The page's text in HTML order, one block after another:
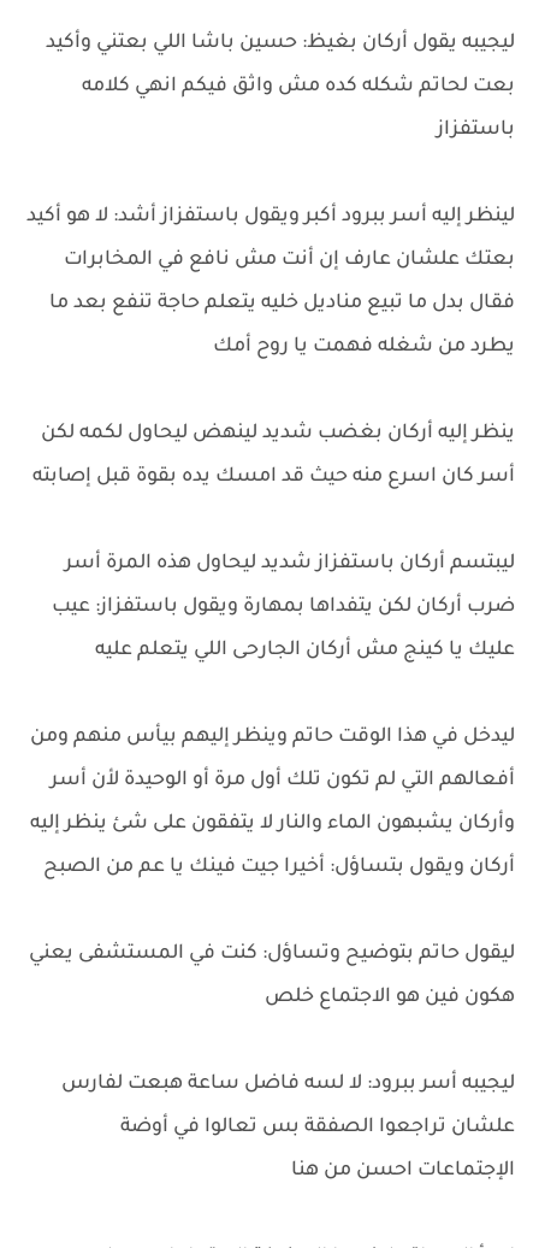
ليجيبه يقول أركان بغيظ: حسين باشا اللي بعتني وأكيد
بعت لحاتم شكله كده مش واثق فيكم انهي كلامه
باستفزاز
لينظر إليه أسر ببرود أكبر ويقول باستفزاز أشد: لا هو أكيد
بعتك علشان عارف إن أنت مش نافع في المخابرات
فقال بدل ما تبيع مناديل خليه يتعلم حاجة تنفع بعد ما
يطرد من شغله فهمت يا روح أمك
ينظر إليه أركان بغضب شديد لينهض ليحاول لكمه لكن
أسر كان اسرع منه حيث قد امسك يده بقوة قبل إصابته
ليبتسم أركان باستفزاز شديد ليحاول هذه المرة أسر
ضرب أركان لكن يتفداها بمهارة ويقول باستفزاز: عيب
عليك يا كينج مش أركان الجارحى اللي يتعلم عليه
ليدخل في هذا الوقت حاتم وينظر إليهم بيأس منهم ومن
أفعالهم التي لم تكون تلك أول مرة أو الوحيدة لأن أسر
وأركان يشبهون الماء والنار لا يتفقون على شئ ينظر إليه
أركان ويقول بتساؤل: أخيرا جيت فينك يا عم من الصبح
ليقول حاتم بتوضيح وتساؤل: كنت في المستشفى يعني
هكون فين هو الاجتماع خلص
ليجيبه أسر ببرود: لا لسه فاضل ساعة هبعت لفارس
علشان تراجعوا الصفقة بس تعالوا في أوضة
الإجتماعات احسن من هنا